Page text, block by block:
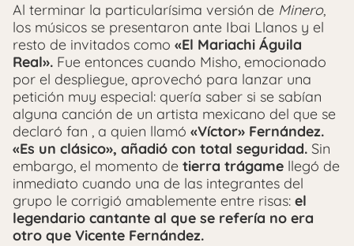
Al terminar la particularísima versión de Minero,
los músicos se presentaron ante Ibai Llanos y el
resto de invitados como «El Mariachi Águila
Real». Fue entonces cuando Misho, emocionado
por el despliegue, aprovechó para lanzar una
petición muy especial: quería saber si se sabían
alguna canción de un artista mexicano del que se
declaró fan , a quien llamó «Víctor» Fernández.
«Es un clásico», añadió con total seguridad. Sin
embargo, el momento de tierra trágame llegó de
inmediato cuando una de las integrantes del
grupo le corrigió amablemente entre risas: el
legendario cantante al que se refería no era
otro que Vicente Fernández.